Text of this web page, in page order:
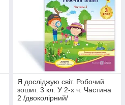
Я досліджую світ. Робочий
зошит. 3 кл. У 2-х ч. Частина
2 /двоколірний/